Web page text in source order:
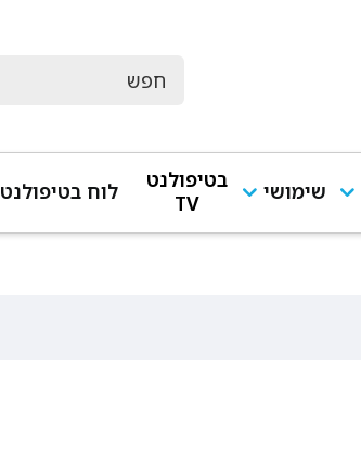
שימושי
בטיפולנט
TV
לוח בטיפולנט